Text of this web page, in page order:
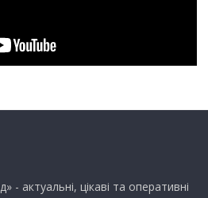
- актуальні, цікаві та оперативні